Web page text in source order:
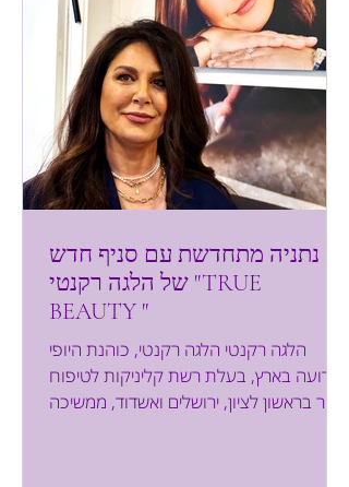
נתניה מתחדשת עם סניף חדש
של הלגה רקנטי "TRUE
BEAUTY "
הלגה רקנטי הלגה רקנטי, כוהנת היופי
הידועה בארץ, בעלת רשת קליניקות לטיפוח
העור בראשון לציון, ירושלים ואשדוד, ממשיכה